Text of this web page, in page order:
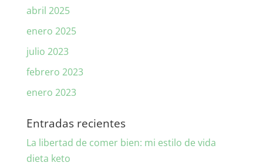
abril 2025
enero 2025
julio 2023
febrero 2023
enero 2023
Entradas recientes
La libertad de comer bien: mi estilo de vida
dieta keto